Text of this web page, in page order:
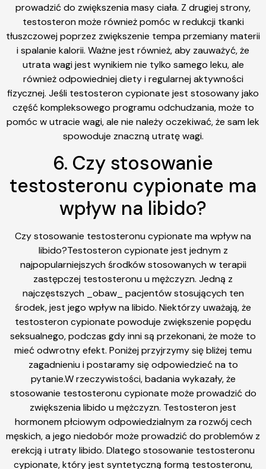
prowadzić do zwiększenia masy ciała. Z drugiej strony,
testosteron może również pomóc w redukcji tkanki
tłuszczowej poprzez zwiększenie tempa przemiany materii
i spalanie kalorii. Ważne jest również, aby zauważyć, że
utrata wagi jest wynikiem nie tylko samego leku, ale
również odpowiedniej diety i regularnej aktywności
fizycznej. Jeśli testosteron cypionate jest stosowany jako
część kompleksowego programu odchudzania, może to
pomóc w utracie wagi, ale nie należy oczekiwać, że sam lek
spowoduje znaczną utratę wagi.
6. Czy stosowanie
testosteronu cypionate ma
wpływ na libido?
Czy stosowanie testosteronu cypionate ma wpływ na
libido?Testosteron cypionate jest jednym z
najpopularniejszych środków stosowanych w terapii
zastępczej testosteronu u mężczyzn. Jedną z
najczęstszych _obaw_ pacjentów stosujących ten
środek, jest jego wpływ na libido. Niektórzy uważają, że
testosteron cypionate powoduje zwiększenie popędu
seksualnego, podczas gdy inni są przekonani, że może to
mieć odwrotny efekt. Poniżej przyjrzymy się bliżej temu
zagadnieniu i postaramy się odpowiedzieć na to
pytanie.W rzeczywistości, badania wykazały, że
stosowanie testosteronu cypionate może prowadzić do
zwiększenia libido u mężczyzn. Testosteron jest
hormonem płciowym odpowiedzialnym za rozwój cech
męskich, a jego niedobór może prowadzić do problemów z
erekcją i utraty libido. Dlatego stosowanie testosteronu
cypionate, który jest syntetyczną formą testosteronu,